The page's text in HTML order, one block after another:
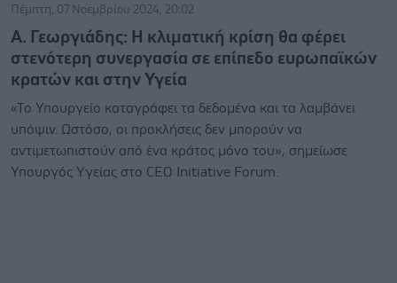
Πέμπτη, 07 Νοεμβρίου 2024, 20:02
Α. Γεωργιάδης: Η κλιματική κρίση θα φέρει
στενότερη συνεργασία σε επίπεδο ευρωπαϊκών
κρατών και στην Υγεία
«Το Υπουργείο καταγράφει τα δεδομένα και τα λαμβάνει
υπόψιν. Ωστόσο, οι προκλήσεις δεν μπορούν να
αντιμετωπιστούν από ένα κράτος μόνο του», σημείωσε
Υπουργός Υγείας στο CEO Initiative Forum.